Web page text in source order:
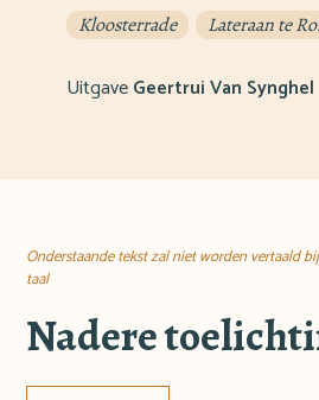
Kloosterrade
Lateraan te
UitgaveGeertrui Van Synghel
Onderstaande tekst zal niet worden vertaald
taal
Nadere